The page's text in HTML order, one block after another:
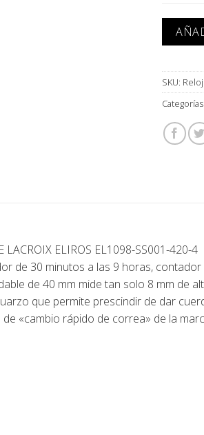
SKU:
Categorías:
LACROIX ELIROS EL1098-SS001-420-4
de 30 minutos a las 9 horas,
de 40 mm mide tan solo 8 mm de
que permite prescindir de dar
«cambio rápido de correa» de la